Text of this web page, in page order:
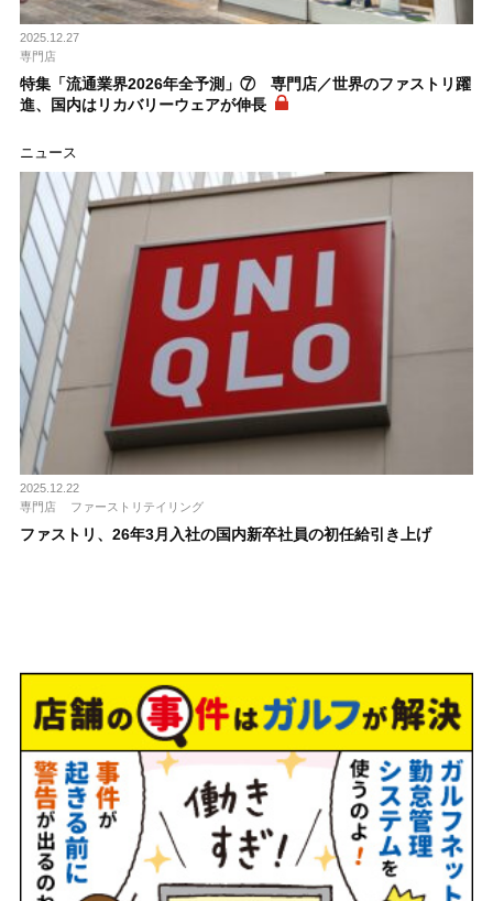
2025.12.27
専門店
特集「流通業界2026年全予測」⑦ 専門店／世界のファストリ躍
進、国内はリカバリーウェアが伸長
ニュース
2025.12.22
専門店
ファーストリテイリング
ファストリ、26年3月入社の国内新卒社員の初任給引き上げ